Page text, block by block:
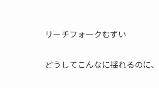
リーチフォークむずい
どうしてこんなに揺れるのに